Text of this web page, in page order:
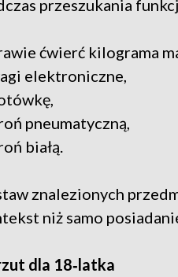
przeszukania
ćwierć kilograma
elektroniczne,
pneumatyczną,
białą.
znalezionych
niż samo
dla 18‑latka